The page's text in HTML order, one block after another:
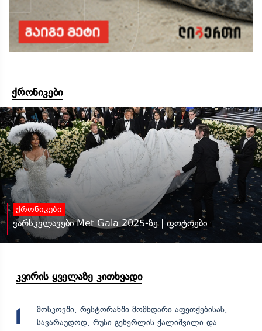
ქრონიკები
ქრონიკები
ვარსკვლავები Met Gala 2025-ზე | ფოტოები
კვირის ყველაზე კითხვადი
1
მოსკოვში, რესტორანში მომხდარი აფეთქებისას,
სავარაუდოდ, რუსი გენერლის ქალიშვილი და...